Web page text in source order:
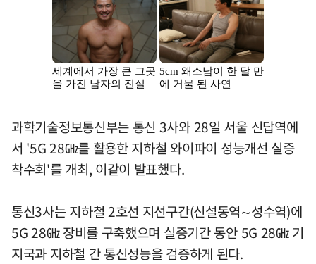
과학기술정보통신부는 통신 3사와 28일 서울 신답역에
서 '5G 28㎓를 활용한 지하철 와이파이 성능개선 실증
착수회'를 개최, 이같이 발표했다.
통신3사는 지하철 2호선 지선구간(신설동역∼성수역)에
5G 28㎓ 장비를 구축했으며 실증기간 동안 5G 28㎓ 기
지국과 지하철 간 통신성능을 검증하게 된다.